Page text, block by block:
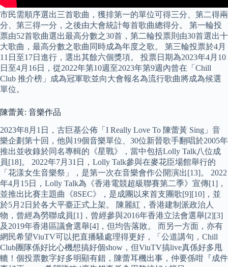
市民需順序選出三首歌曲，獲排第一的單位可得三分、第二得兩
分、第三得一分，之後由大會統計每首歌曲總得分。 第一輪投
票由52首歌曲選出最高分數之30首，第二輪投票則由30首選出十
大歌曲，最高分數之歌曲同時成為年度之歌。 第三輪投票於4月
11日至17日進行，選出其餘六個獎項。 投票日期為2023年4月10
日至4月16日，從2022年第10週至2023年第9週內曾在「Chill
Club 推介榜」成為冠軍歌並向大會報名為流行歌曲將成為候選
單位。
陳蕾黃: 音樂作品
2023年8月1日，古巨基公佈「I Really Love To 陳蕾黃 Sing」音
樂企劃第十回，他與19個音樂單位、30位新晉歌手翻唱於2005年
推出並收錄於同名專輯的《星戰》，當中包括Lolly Talk八位成
員[18]。 2022年7月31日，Lolly Talk參與在麥花臣場館舉行的
「花漾女生音樂祭」，是第一次在音樂會作公開演出[13]。 2022
年4月15日，Lolly Talk為《香港電競超級聯賽第二季》宣傳[1]，
並推出比賽主題曲《8SEC》，是成團以來首支團歌[9][10]，並
於5月2日於各大平臺正式上架。 陳麗紅，香港建制派政治人
物，曾經為勞聯成員[1]，曾經參與2016年香港立法會選舉[2][3]
及2019年香港區議會選舉[4]，但均告落敗。 而另一方面，亦有
網民希望ViuTV可以把直播騷處理得更好，「公道講句，Chill
Club團隊係好比心機想搞好個show，但ViuTV搞live真係好多甩
轆！個投票數字好多明顯有錯，陳蕾耳機出事，仲要係咁『成件